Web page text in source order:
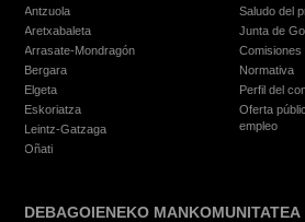
Antzuola
Aretxabaleta
Arrasate-Mondragón
Bergara
Elgeta
Eskoriatza
Leintz-Gatzaga
Oñati
Saludo del
Junta de
Comisiones
Normativa
Perfil del
Oferta
empleo
DEBAGOIENEKO MANKOMUNITATEA